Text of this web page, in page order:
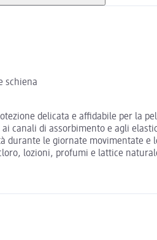
schiena
delicata e affidabile per la
canali di assorbimento e agli
le giornate movimentate
lozioni, profumi e lattice